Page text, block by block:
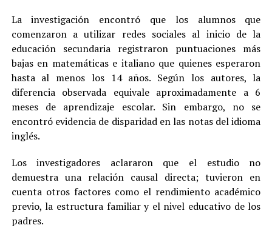
La investigación encontró que los alumnos que
comenzaron a utilizar redes sociales al inicio de la
educación secundaria registraron puntuaciones más
bajas en matemáticas e italiano que quienes esperaron
hasta al menos los 14 años. Según los autores, la
diferencia observada equivale aproximadamente a 6
meses de aprendizaje escolar. Sin embargo, no se
encontró evidencia de disparidad en las notas del idioma
inglés.
Los investigadores aclararon que el estudio no
demuestra una relación causal directa; tuvieron en
cuenta otros factores como el rendimiento académico
previo, la estructura familiar y el nivel educativo de los
padres.